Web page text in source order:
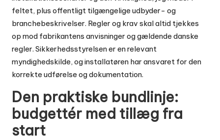
feltet, plus offentligt tilgængelige udbyder- og
branchebeskrivelser. Regler og krav skal altid tjekkes
op mod fabrikantens anvisninger og gældende danske
regler. Sikkerhedsstyrelsen er en relevant
myndighedskilde, og installatøren har ansvaret for den
korrekte udførelse og dokumentation.
Den praktiske bundlinje:
budgettér med tillæg fra
start